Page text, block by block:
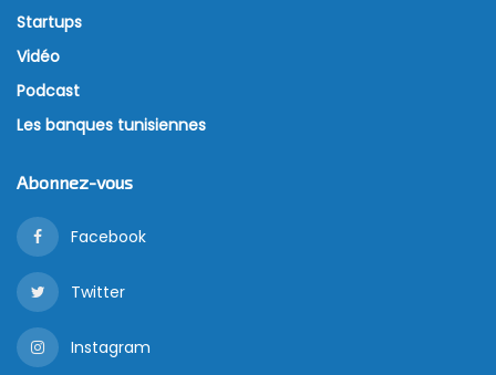
Startups
Vidéo
Podcast
Les banques tunisiennes
Abonnez-vous
Facebook
Twitter
Instagram